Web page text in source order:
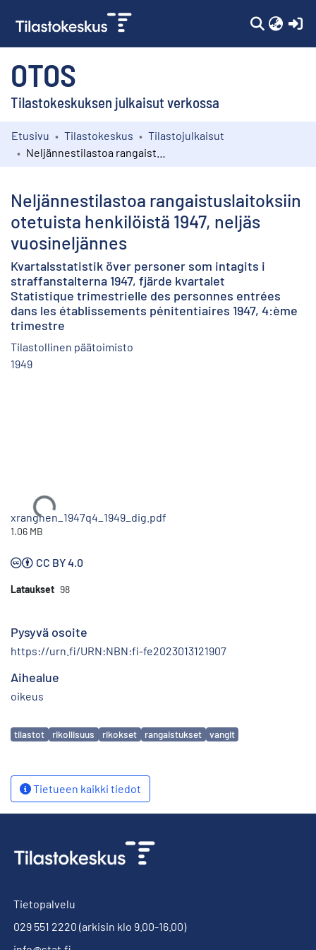
OTOS
Tilastokeskuksen julkaisut verkossa
Kokoelmat
Etusivu Tilastokeskus
Tilastojulkaisut
Neljännestilastoa rangaistuslaitoksiin
otetuista henkilöistä 1947, neljäs
vuosineljännes
Kvartalsstatistik över personer som intagits i
straffanstalterna 1947, fjärde kvartalet
Statistique trimestrielle des personnes entrées
dans les établissements pénitentiaires 1947, 4:ème
trimestre
Tilastollinen päätoimisto
1949
Ladataan...
xranghen_1947q4_1949_dig.pdf
1.06 MB
CC BY 4.0
Lataukset 98
Pysyvä osoite
https://urn.fi/URN:NBN:fi-fe2023013121907
Aihealue
oikeus
Avainsanat
tilastot rikollisuus rikokset rangaistukset vangit
Tietueen kaikki tiedot
Tietopalvelu
029 551 2220 (arkisin klo 9.00-16.00)